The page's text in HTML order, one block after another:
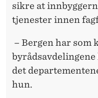
sikre at
tjenester innen
– Bergen har som
byrådsavdelingene
det
hun.